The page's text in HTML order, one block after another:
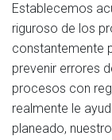
Establecemos
riguroso de los
constantemente
prevenir errores
procesos con
realmente le
planeado,